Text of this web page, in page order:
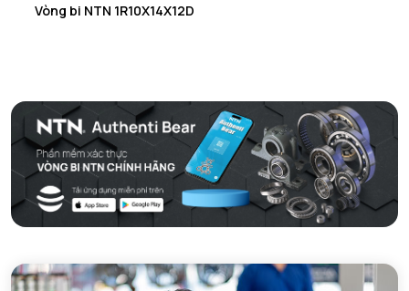
GỐI ĐỠ 2 NỬA NTN
MÁY GIA NHIỆT NTN
Vòng bi NTN 1R10X14X12D